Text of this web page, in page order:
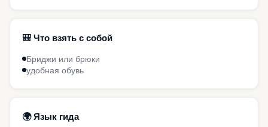
🎒 Что взять с собой
Бриджи или брюки
удобная обувь
🌍 Язык гида